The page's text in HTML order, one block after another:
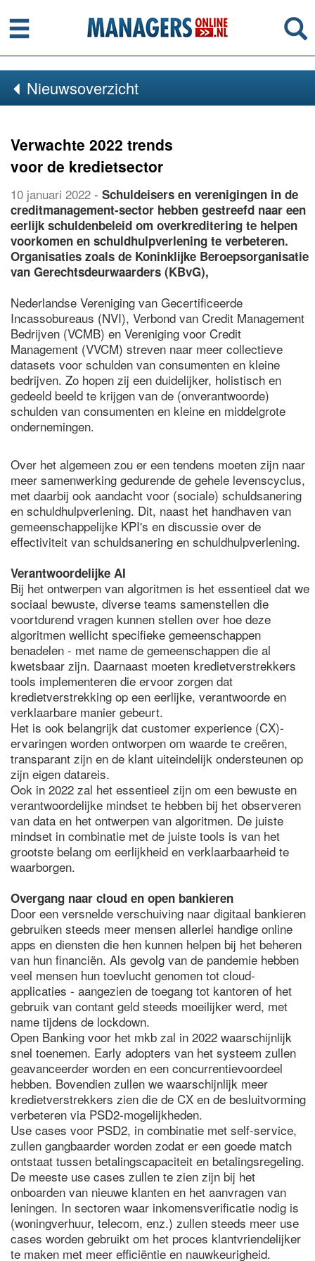
Menu
Nieuwsoverzicht
Verwachte 2022 trends
voor de kredietsector
10 januari 2022 - Schuldeisers en verenigingen in de
creditmanagement-sector hebben gestreefd naar een
eerlijk schuldenbeleid om overkreditering te helpen
voorkomen en schuldhulpverlening te verbeteren.
Organisaties zoals de Koninklijke Beroepsorganisatie
van Gerechtsdeurwaarders (KBvG),
Nederlandse Vereniging van Gecertificeerde
Incassobureaus (NVI), Verbond van Credit Management
Bedrijven (VCMB) en Vereniging voor Credit
Management (VVCM) streven naar meer collectieve
datasets voor schulden van consumenten en kleine
bedrijven. Zo hopen zij een duidelijker, holistisch en
gedeeld beeld te krijgen van de (onverantwoorde)
schulden van consumenten en kleine en middelgrote
ondernemingen.
Over het algemeen zou er een tendens moeten zijn naar
meer samenwerking gedurende de gehele levenscyclus,
met daarbij ook aandacht voor (sociale) schuldsanering
en schuldhulpverlening. Dit, naast het handhaven van
gemeenschappelijke KPI's en discussie over de
effectiviteit van schuldsanering en schuldhulpverlening.
Verantwoordelijke AI
Bij het ontwerpen van algoritmen is het essentieel dat we
sociaal bewuste, diverse teams samenstellen die
voortdurend vragen kunnen stellen over hoe deze
algoritmen wellicht specifieke gemeenschappen
benadelen - met name de gemeenschappen die al
kwetsbaar zijn. Daarnaast moeten kredietverstrekkers
tools implementeren die ervoor zorgen dat
kredietverstrekking op een eerlijke, verantwoorde en
verklaarbare manier gebeurt.
Het is ook belangrijk dat customer experience (CX)-
ervaringen worden ontworpen om waarde te creëren,
transparant zijn en de klant uiteindelijk ondersteunen op
zijn eigen datareis.
Ook in 2022 zal het essentieel zijn om een bewuste en
verantwoordelijke mindset te hebben bij het observeren
van data en het ontwerpen van algoritmen. De juiste
mindset in combinatie met de juiste tools is van het
grootste belang om eerlijkheid en verklaarbaarheid te
waarborgen.
Overgang naar cloud en open bankieren
Door een versnelde verschuiving naar digitaal bankieren
gebruiken steeds meer mensen allerlei handige online
apps en diensten die hen kunnen helpen bij het beheren
van hun financiën. Als gevolg van de pandemie hebben
veel mensen hun toevlucht genomen tot cloud-
applicaties - aangezien de toegang tot kantoren of het
gebruik van contant geld steeds moeilijker werd, met
name tijdens de lockdown.
Open Banking voor het mkb zal in 2022 waarschijnlijk
snel toenemen. Early adopters van het systeem zullen
geavanceerder worden en een concurrentievoordeel
hebben. Bovendien zullen we waarschijnlijk meer
kredietverstrekkers zien die de CX en de besluitvorming
verbeteren via PSD2-mogelijkheden.
Use cases voor PSD2, in combinatie met self-service,
zullen gangbaarder worden zodat er een goede match
ontstaat tussen betalingscapaciteit en betalingsregeling.
De meeste use cases zullen te zien zijn bij het
onboarden van nieuwe klanten en het aanvragen van
leningen. In sectoren waar inkomensverificatie nodig is
(woningverhuur, telecom, enz.) zullen steeds meer use
cases worden gebruikt om het proces klantvriendelijker
te maken met meer efficiëntie en nauwkeurigheid.